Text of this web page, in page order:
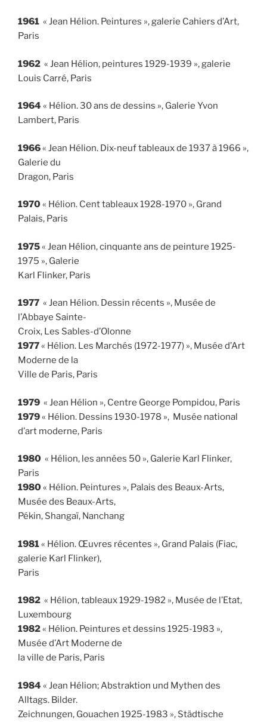
1961 « Jean Hélion. Peintures », galerie Cahiers d’Art,
Paris
1962 « Jean Hélion, peintures 1929-1939 », galerie
Louis Carré, Paris
1964 « Hélion. 30 ans de dessins », Galerie Yvon
Lambert, Paris
1966« Jean Hélion. Dix-neuf tableaux de 1937 à 1966 »,
Galerie du
Dragon, Paris
1970« Hélion. Cent tableaux 1928-1970 », Grand
Palais, Paris
1975« Jean Hélion, cinquante ans de peinture 1925-
1975 », Galerie
Karl Flinker, Paris
1977 « Jean Hélion. Dessin récents », Musée de
l’Abbaye Sainte-
Croix, Les Sables-d’Olonne
1977« Hélion. Les Marchés (1972-1977) », Musée d’Art
Moderne de la
Ville de Paris, Paris
1979 « Jean Hélion », Centre George Pompidou, Paris
1979« Hélion. Dessins 1930-1978 », Musée national
d’art moderne, Paris
1980 « Hélion, les années 50 », Galerie Karl Flinker,
Paris
1980« Hélion. Peintures », Palais des Beaux-Arts,
Musée des Beaux-Arts,
Pékin, Shangaï, Nanchang
1981« Hélion. Œuvres récentes », Grand Palais (Fiac,
galerie Karl Flinker),
Paris
1982 « Hélion, tableaux 1929-1982 », Musée de l’Etat,
Luxembourg
1982« Hélion. Peintures et dessins 1925-1983 »,
Musée d’Art Moderne de
la ville de Paris, Paris
1984 « Jean Hélion; Abstraktion und Mythen des
Alltags. Bilder.
Zeichnungen, Gouachen 1925-1983 », Städtische